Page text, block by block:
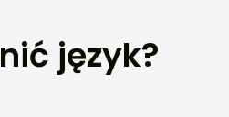
język?